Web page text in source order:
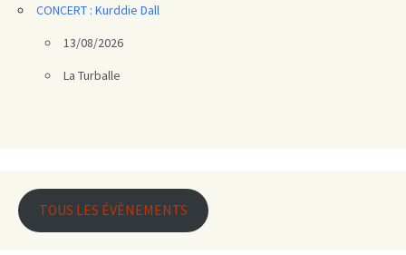
CONCERT : Kurddie Dall
13/08/2026
La Turballe
TOUS LES ÉVÈNEMENTS